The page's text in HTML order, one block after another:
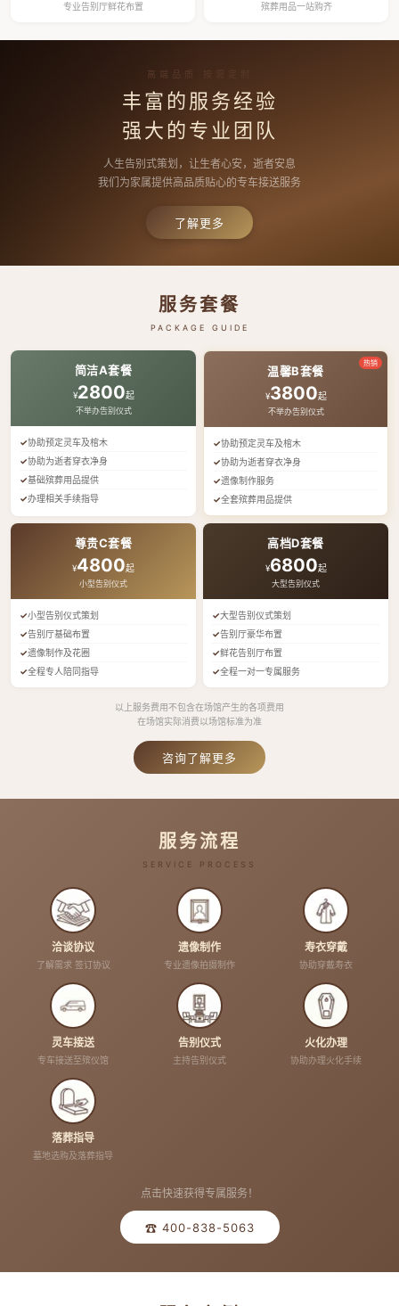
专业告别厅鲜花布置 殡葬用品一站购齐
高端品质 按需定制
丰富的服务经验
强大的专业团队
人生告别式策划，让生者心安，逝者安息
我们为家属提供高品质贴心的专车接送服务
了解更多
服务套餐
PACKAGE GUIDE
简洁A套餐
¥2800起
不举办告别仪式
协助预定灵车及棺木
协助为逝者穿衣净身
基础殡葬用品提供
办理相关手续指导
热销
温馨B套餐
¥3800起
不举办告别仪式
协助预定灵车及棺木
协助为逝者穿衣净身
遗像制作服务
全套殡葬用品提供
尊贵C套餐
¥4800起
小型告别仪式
小型告别仪式策划
告别厅基础布置
遗像制作及花圈
全程专人陪同指导
高档D套餐
¥6800起
大型告别仪式
大型告别仪式策划
告别厅豪华布置
鲜花告别厅布置
全程一对一专属服务
以上服务费用不包含在场馆产生的各项费用
在场馆实际消费以场馆标准为准
咨询了解更多
服务流程
SERVICE PROCESS
洽谈协议
了解需求 签订协议
遗像制作
专业遗像拍摄制作
寿衣穿戴
协助穿戴寿衣
灵车接送
专车接送至殡仪馆
告别仪式
主持告别仪式
火化办理
协助办理火化手续
落葬指导
墓地选购及落葬指导
点击快速获得专属服务！
☎ 400-838-5063